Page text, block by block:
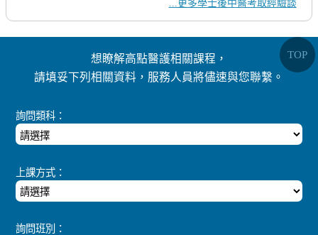
...更多學士後中醫考取經驗談
想瞭解高點醫護相關課程，
請填妥下列相關資料，服務人員將儘速與您聯繫。
詢問類科：
上課方式：
詢問班別：
TOP